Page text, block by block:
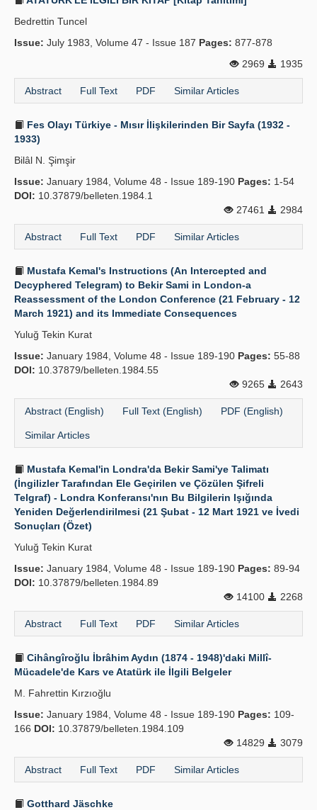
Bedrettin Tuncel
Issue: July 1983, Volume 47 - Issue 187 Pages: 877-878
2969
1935
Abstract Full Text PDF Similar Articles
Fes Olayı Türkiye - Mısır İlişkilerinden Bir Sayfa (1932 -
1933)
Bilâl N. Şimşir
Issue: January 1984, Volume 48 - Issue 189-190 Pages: 1-54
DOI: 10.37879/belleten.1984.1
27461
2984
Abstract Full Text PDF Similar Articles
Mustafa Kemal's Instructions (An Intercepted and
Decyphered Telegram) to Bekir Sami in London-a
Reassessment of the London Conference (21 February - 12
March 1921) and its Immediate Consequences
Yuluğ Tekin Kurat
Issue: January 1984, Volume 48 - Issue 189-190 Pages: 55-88
DOI: 10.37879/belleten.1984.55
9265
2643
Abstract (English) Full Text (English) PDF (English)
Similar Articles
Mustafa Kemal'in Londra'da Bekir Sami'ye Talimatı
(İngilizler Tarafından Ele Geçirilen ve Çözülen Şifreli
Telgraf) - Londra Konferansı'nın Bu Bilgilerin Işığında
Yeniden Değerlendirilmesi (21 Şubat - 12 Mart 1921 ve İvedi
Sonuçları (Özet)
Yuluğ Tekin Kurat
Issue: January 1984, Volume 48 - Issue 189-190 Pages: 89-94
DOI: 10.37879/belleten.1984.89
14100
2268
Abstract Full Text PDF Similar Articles
Cihângîroğlu İbrâhim Aydın (1874 - 1948)'daki Millî-
Mücadele'de Kars ve Atatürk ile İlgili Belgeler
M. Fahrettin Kırzıoğlu
Issue: January 1984, Volume 48 - Issue 189-190 Pages: 109-
166 DOI: 10.37879/belleten.1984.109
14829
3079
Abstract Full Text PDF Similar Articles
Gotthard Jäschke